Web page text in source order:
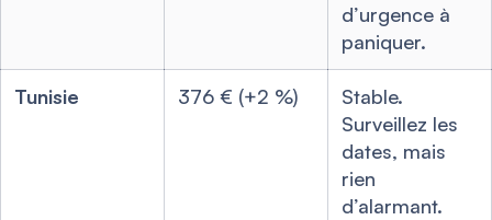
d’urgence à
paniquer.
Tunisie 376 € (+2 %)
Stable.
Surveillez les
dates, mais
rien
d’alarmant.